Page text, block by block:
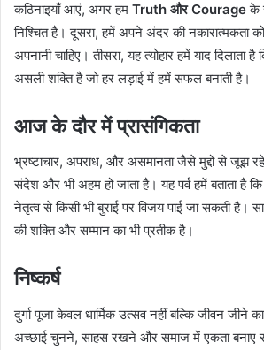
कठिनाइयाँ आएं, अगर हम Truth और Courageके
निश्चित है। दूसरा, हमें अपने अंदर की नकारात्मकता
अपनानी चाहिए। तीसरा, यह त्योहार हमें याद दिलाता है
असली शक्ति है जो हर लड़ाई में हमें सफल बनाती है।
आज के दौर में प्रासंगिकता
भ्रष्टाचार, अपराध, और असमानता जैसे मुद्दों से जूझ
संदेश और भी अहम हो जाता है। यह पर्व हमें बताता है
नेतृत्व से किसी भी बुराई पर विजय पाई जा सकती है।
की शक्ति और सम्मान का भी प्रतीक है।
निष्कर्ष
दुर्गा पूजा केवल धार्मिक उत्सव नहीं बल्कि जीवन जीने
अच्छाई चुनने, साहस रखने और समाज में एकता बनाए